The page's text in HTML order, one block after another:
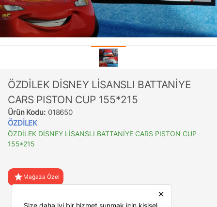
ÖZDİLEK DİSNEY LİSANSLI BATTANİYE
CARS PISTON CUP 155*215
Ürün Kodu: 018650
ÖZDİLEK
ÖZDİLEK DİSNEY LİSANSLI BATTANİYE CARS PISTON CUP
155*215
star Mağaza Özel
close
Size daha iyi bir hizmet sunmak için kişisel